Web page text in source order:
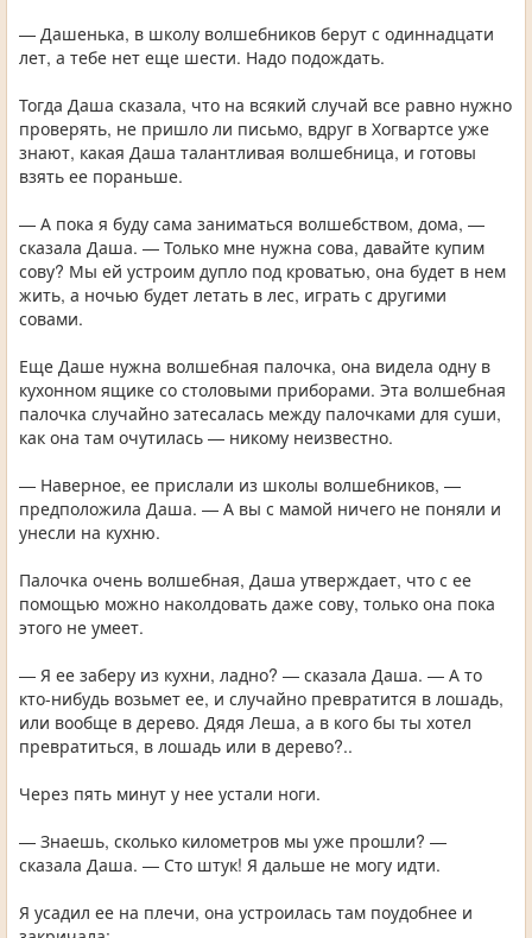
— Дашенька, в школу волшебников берут с одиннадцати
лет, а тебе нет еще шести. Надо подождать.
Тогда Даша сказала, что на всякий случай все равно нужно
проверять, не пришло ли письмо, вдруг в Хогвартсе уже
знают, какая Даша талантливая волшебница, и готовы
взять ее пораньше.
— А пока я буду сама заниматься волшебством, дома, —
сказала Даша. — Только мне нужна сова, давайте купим
сову? Мы ей устроим дупло под кроватью, она будет в нем
жить, а ночью будет летать в лес, играть с другими
совами.
Еще Даше нужна волшебная палочка, она видела одну в
кухонном ящике со столовыми приборами. Эта волшебная
палочка случайно затесалась между палочками для суши,
как она там очутилась — никому неизвестно.
— Наверное, ее прислали из школы волшебников, —
предположила Даша. — А вы с мамой ничего не поняли и
унесли на кухню.
Палочка очень волшебная, Даша утверждает, что с ее
помощью можно наколдовать даже сову, только она пока
этого не умеет.
— Я ее заберу из кухни, ладно? — сказала Даша. — А то
кто-нибудь возьмет ее, и случайно превратится в лошадь,
или вообще в дерево. Дядя Леша, а в кого бы ты хотел
превратиться, в лошадь или в дерево?..
Через пять минут у нее устали ноги.
— Знаешь, сколько километров мы уже прошли? —
сказала Даша. — Сто штук! Я дальше не могу идти.
Я усадил ее на плечи, она устроилась там поудобнее и